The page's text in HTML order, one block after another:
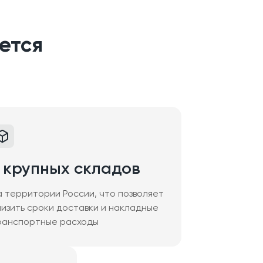
крупных складов
территории России, что позволяет
сроки доставки и накладные
расходы